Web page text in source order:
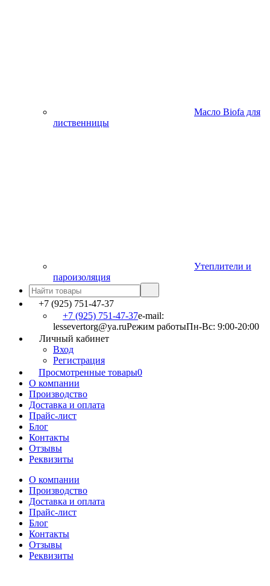
Масло Biofa для
лиственницы
Утеплители и
пароизоляция
+7 (925) 751-47-37
+7 (925) 751-47-37e-mail:
lessevertorg@ya.ruРежим работыПн-Вс: 9:00-20:00
Личный кабинет
Вход
Регистрация
Просмотренные товары0
О компании
Производство
Доставка и оплата
Прайс-лист
Блог
Контакты
Отзывы
Реквизиты
О компании
Производство
Доставка и оплата
Прайс-лист
Блог
Контакты
Отзывы
Реквизиты